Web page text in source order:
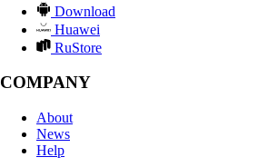
Download
Huawei
RuStore
COMPANY
About
News
Help